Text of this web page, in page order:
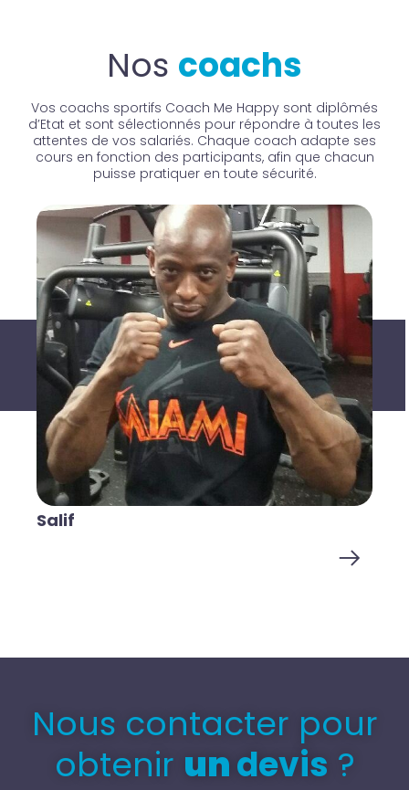
Nos coachs
Vos coachs sportifs Coach Me Happy sont diplômés
d’Etat et sont sélectionnés pour répondre à toutes les
attentes de vos salariés. Chaque coach adapte ses
cours en fonction des participants, afin que chacun
puisse pratiquer en toute sécurité.
Salif
Nous contacter pour
obtenir undevis ?